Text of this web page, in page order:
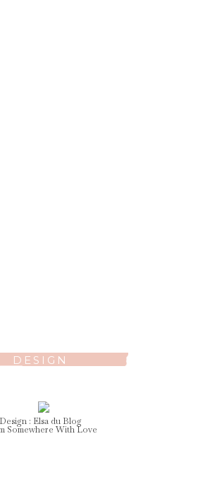
DESIGN
Design : Elsadu Blog
Somewhere With Love